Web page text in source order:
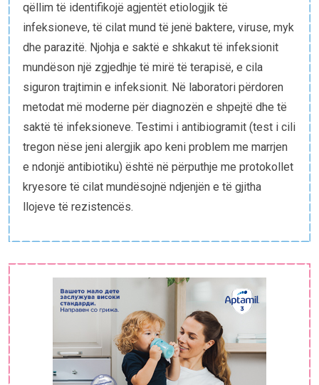
qëllim të identifikojë agjentët etiologjik të
infeksioneve, të cilat mund të jenë baktere, viruse, myk
dhe parazitë. Njohja e saktë e shkakut të infeksionit
mundëson një zgjedhje të mirë të terapisë, e cila
siguron trajtimin e infeksionit. Në laboratori përdoren
metodat më moderne për diagnozën e shpejtë dhe të
saktë të infeksioneve. Testimi i antibiogramit (test i cili
tregon nëse jeni alergjik apo keni problem me marrjen
e ndonjë antibiotiku) është në përputhje me protokollet
kryesore të cilat mundësojnë ndjenjën e të gjitha
llojeve të rezistencës.